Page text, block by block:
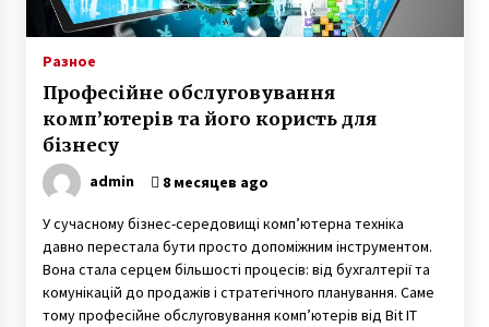
Разное
Професійне обслуговування
комп’ютерів та його користь для
бізнесу
admin 8 месяцев ago
У сучасному бізнес-середовищі комп’ютерна техніка
давно перестала бути просто допоміжним інструментом.
Вона стала серцем більшості процесів: від бухгалтерії та
комунікацій до продажів і стратегічного планування. Саме
тому професійне обслуговування комп’ютерів від Bit IT